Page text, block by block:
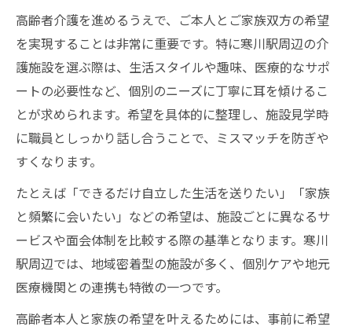
高齢者介護を進めるうえで、ご本人とご家族双方の希望
を実現することは非常に重要です。特に寒川駅周辺の介
護施設を選ぶ際は、生活スタイルや趣味、医療的なサポ
ートの必要性など、個別のニーズに丁寧に耳を傾けるこ
とが求められます。希望を具体的に整理し、施設見学時
に職員としっかり話し合うことで、ミスマッチを防ぎや
すくなります。
たとえば「できるだけ自立した生活を送りたい」「家族
と頻繁に会いたい」などの希望は、施設ごとに異なるサ
ービスや面会体制を比較する際の基準となります。寒川
駅周辺では、地域密着型の施設が多く、個別ケアや地元
医療機関との連携も特徴の一つです。
高齢者本人と家族の希望を叶えるためには、事前に希望